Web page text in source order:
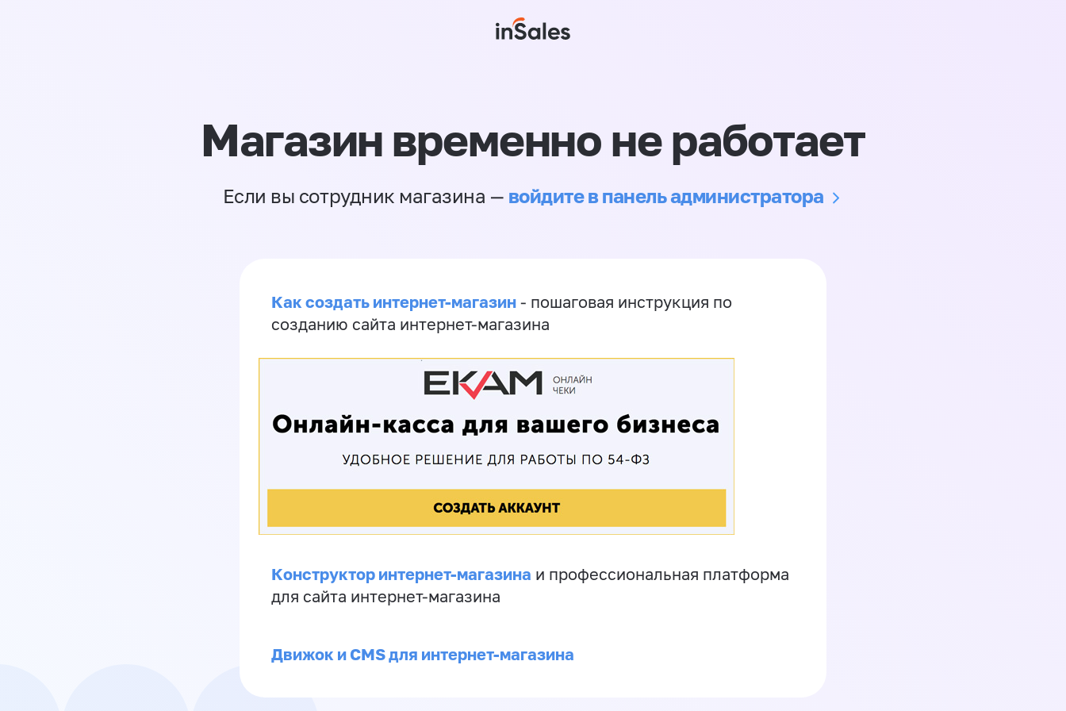
Магазин временно не работает
Если вы сотрудник магазина — войдите в панель администратора
Как создать интернет-магазин - пошаговая инструкция по
созданию сайта интернет-магазина
Конструктор интернет-магазина и профессиональная платформа
для сайта интернет-магазина
Движок и CMS для интернет-магазина